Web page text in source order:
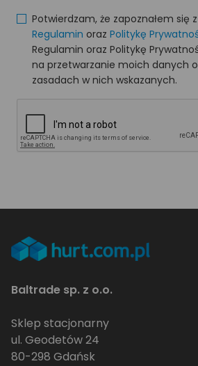
Potwierdzam, że zapoznałem się
Regulamin oraz Politykę
Regulamin oraz Politykę
na przetwarzanie moich danych
zasadach w nich wskazanych.
Baltrade sp. z o.o.
Sklep stacjonarny
ul. Geodetów 24
80-298 Gdańsk